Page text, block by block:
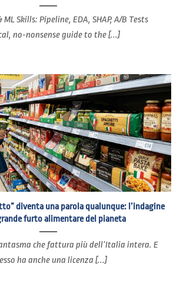
ML Skills: Pipeline, EDA, SHAP, A/B Tests
no-nonsense guide to the [...]
diventa una parola qualunque: l’indagine
furto alimentare del pianeta
che fattura più dell’Italia intera. E
ha anche una licenza [...]